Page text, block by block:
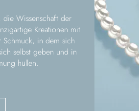
Wissenschaft der
Kreationen mit
in dem sich
selbst geben und in
hüllen.